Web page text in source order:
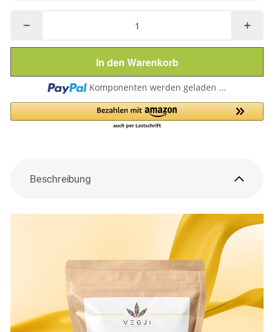
In den Warenkorb
Loading...
Komponenten werden geladen ...
Beschreibung